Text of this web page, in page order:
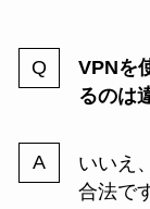
VPNを
るのは
いいえ
合法で